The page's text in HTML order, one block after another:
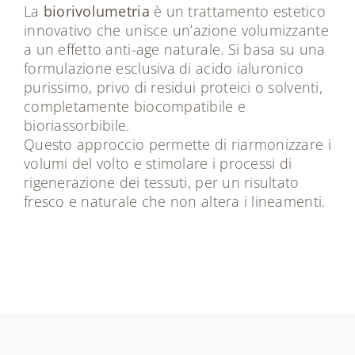
La biorivolumetria è un trattamento estetico
innovativo che unisce un’azione volumizzante
a un effetto anti-age naturale. Si basa su una
formulazione esclusiva di acido ialuronico
purissimo, privo di residui proteici o solventi,
completamente biocompatibile e
bioriassorbibile.
Questo approccio permette di riarmonizzare i
volumi del volto e stimolare i processi di
rigenerazione dei tessuti, per un risultato
fresco e naturale che non altera i lineamenti.